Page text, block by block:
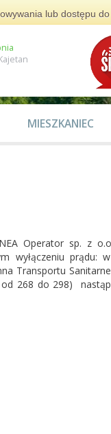
lub dostępu
MIESZKANIEC
Operator sp. z
wyłączeniu prądu:
Transportu
268 do 298)